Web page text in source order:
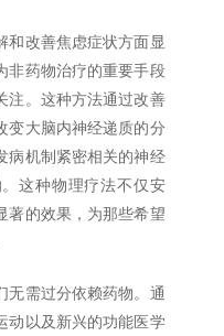
和改善焦虑症状方面显
非药物治疗的重要手段
注。这种方法通过改善
变大脑内神经递质的分
病机制紧密相关的神经
这种物理疗法不仅安
著的效果，为那些希望
无需过分依赖药物。通
动以及新兴的功能医学